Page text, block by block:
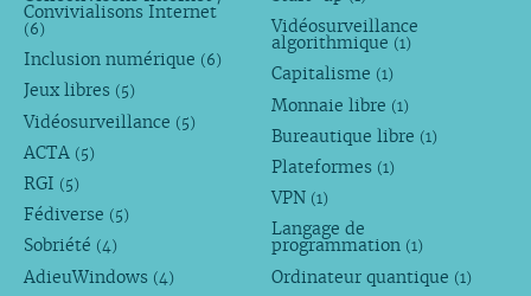
Convivialisons Internet
(6)
Inclusion numérique (6)
Jeux libres (5)
Vidéosurveillance (5)
ACTA (5)
RGI (5)
Fédiverse (5)
Sobriété (4)
AdieuWindows (4)
Vidéosurveillance
algorithmique (1)
Capitalisme (1)
Monnaie libre (1)
Bureautique libre (1)
Plateformes (1)
VPN (1)
Langage de
programmation (1)
Ordinateur quantique (1)